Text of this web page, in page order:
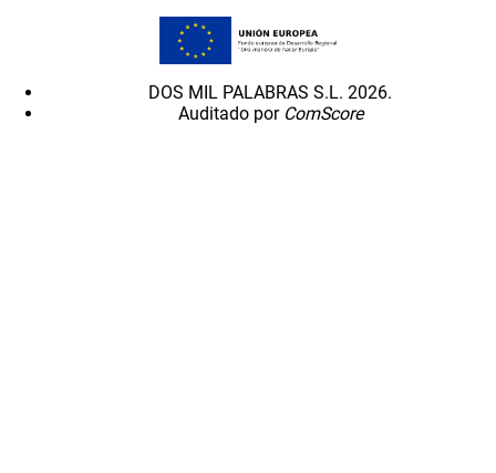
DOS MIL PALABRAS S.L. 2026.
Auditado por ComScore